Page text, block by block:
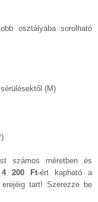
osztályába sorolható
(M)
számos méretben és
4 200 Ft-ért kapható a
tart! Szerezze be